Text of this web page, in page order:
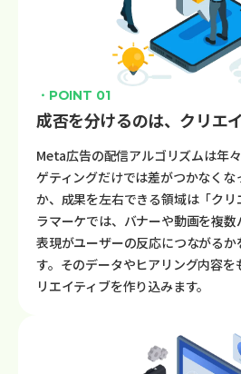
・POINT 01
成否を分けるのは、クリエ
Meta広告の配信アルゴリズムは年
ゲティングだけでは差がつかなくな
か、成果を左右できる領域は「ク
ラマーケでは、バナーや動画を複
表現がユーザーの反応につながるか
す。そのデータやヒアリング内容
リエイティブを作り込みます。